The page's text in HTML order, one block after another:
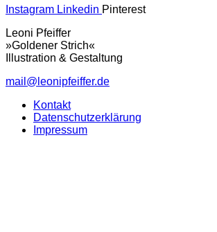
Instagram Linkedin Pinterest
Leoni Pfeiffer
»Goldener Strich«
Illustration & Gestaltung
mail@leonipfeiffer.de
Kontakt
Datenschutzerklärung
Impressum